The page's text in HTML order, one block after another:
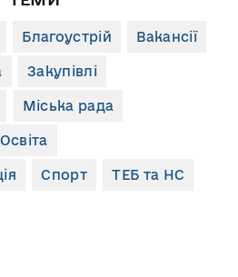
Благоустрій Вакансії
Закупівлі
Міська рада
Освіта
Спорт ТЕБ та НС